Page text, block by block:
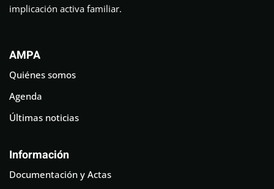
implicación activa familiar.
AMPA
Quiénes somos
Agenda
Últimas noticias
Información
Documentación y Actas